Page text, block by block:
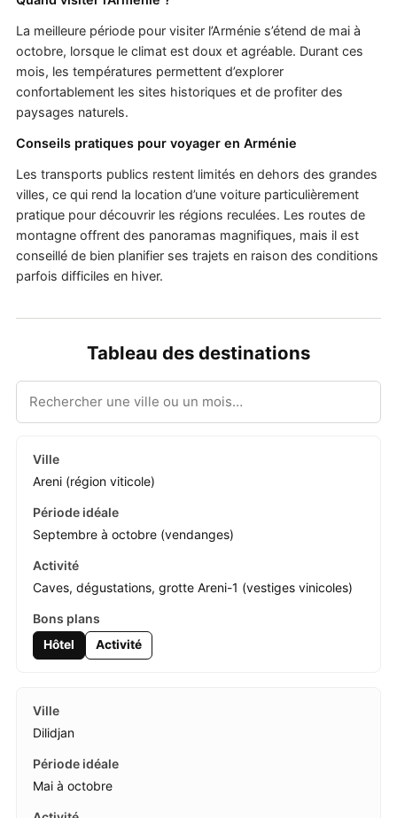
La meilleure période pour visiter l’Arménie s’étend de mai à
octobre, lorsque le climat est doux et agréable. Durant ces
mois, les températures permettent d’explorer
confortablement les sites historiques et de profiter des
paysages naturels.
Conseils pratiques pour voyager en Arménie
Les transports publics restent limités en dehors des grandes
villes, ce qui rend la location d’une voiture particulièrement
pratique pour découvrir les régions reculées. Les routes de
montagne offrent des panoramas magnifiques, mais il est
conseillé de bien planifier ses trajets en raison des conditions
parfois difficiles en hiver.
Tableau des destinations
Areni (région viticole)
Septembre à octobre (vendanges)
Caves, dégustations, grotte Areni-1 (vestiges vinicoles)
Hôtel Activité
Dilidjan
Mai à octobre